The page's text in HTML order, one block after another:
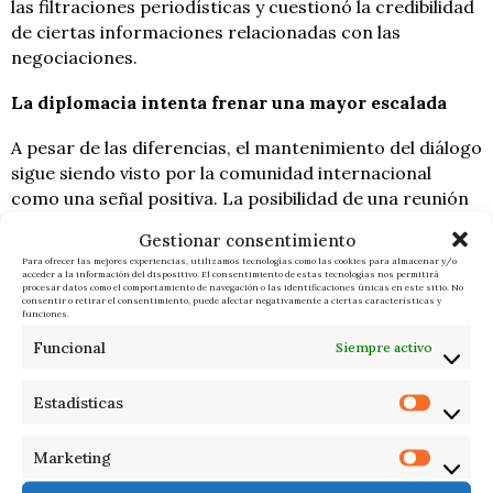
Gestionar consentimiento
Para ofrecer las mejores experiencias, utilizamos tecnologías como las cookies para almacenar y/o
acceder a la información del dispositivo. El consentimiento de estas tecnologías nos permitirá
procesar datos como el comportamiento de navegación o las identificaciones únicas en este sitio. No
consentir o retirar el consentimiento, puede afectar negativamente a ciertas características y
funciones.
Funcional Siempre activo
Estadísticas
Marketing
las filtraciones periodísticas y cuestionó la credibilidad
de ciertas informaciones relacionadas con las
negociaciones.
La diplomacia intenta frenar una mayor escalada
A pesar de las diferencias, el mantenimiento del diálogo
sigue siendo visto por la comunidad internacional
como una señal positiva. La posibilidad de una reunión
diplomática tras meses de enorme tensión militar y
política.
El presidente iraní, Masud Pezeshkian, insistió
recientemente en que su país no aceptará
puerta a seguir negociando si cesan las presiones
Mientras tanto, Estados Unidos continúa defendiendo